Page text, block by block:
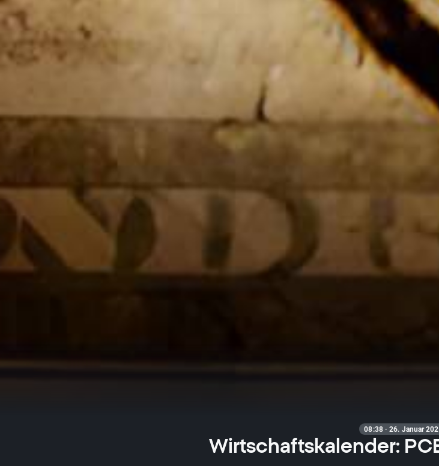
08:38 · 26. Januar
Wirtschaftskalender: